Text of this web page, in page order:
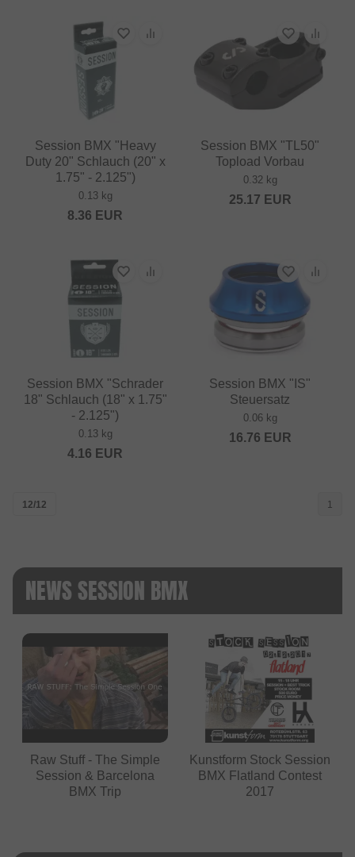
Session BMX "Heavy
Duty 20" Schlauch (20" x
1.75" - 2.125")
0.13 kg
8.36 EUR
Session BMX "TL50"
Topload Vorbau
0.32 kg
25.17 EUR
Session BMX "Schrader
18" Schlauch (18" x 1.75"
- 2.125")
0.13 kg
4.16 EUR
Session BMX "IS"
Steuersatz
0.06 kg
16.76 EUR
12/12 1
NEWS SESSION BMX
Raw Stuff - The Simple
Session & Barcelona
BMX Trip
Kunstform Stock Session
BMX Flatland Contest
2017